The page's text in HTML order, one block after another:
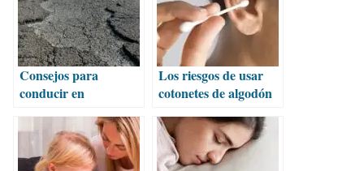
Consejos para
conducir en
estado y evitar daños
Los riesgos de usar
cotonetes de algodón